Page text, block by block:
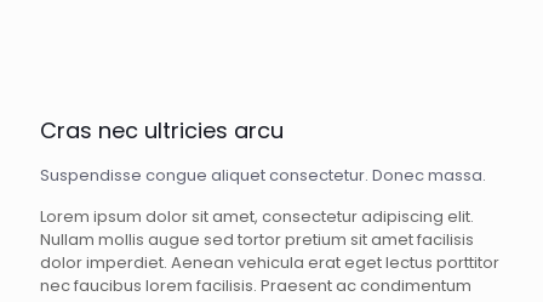
Cras nec ultricies arcu
Suspendisse congue aliquet consectetur. Donec massa.
Lorem ipsum dolor sit amet, consectetur adipiscing elit.
Nullam mollis augue sed tortor pretium sit amet facilisis
dolor imperdiet. Aenean vehicula erat eget lectus porttitor
nec faucibus lorem facilisis. Praesent ac condimentum